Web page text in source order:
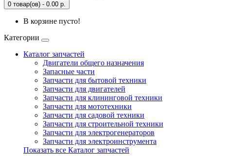
0 товар(ов) - 0.00 р.
В корзине пусто!
Категории
Каталог запчастей
Двигатели общего назначения
Запасные части
Запчасти для бытовой техники
Запчасти для двигателей
Запчасти для клининговой техники
Запчасти для мототехники
Запчасти для садовой техники
Запчасти для строительной техники
Запчасти для электрогенераторов
Запчасти для электроинструмента
Показать все Каталог запчастей